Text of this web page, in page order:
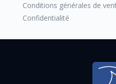
Conditions générales de
Confidentialité